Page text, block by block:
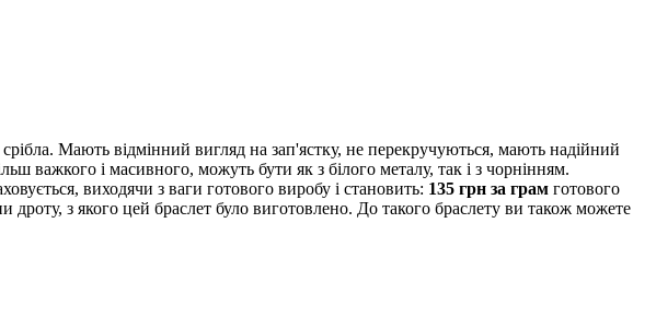
Мають відмінний вигляд на зап'ястку, не перекручуються, мають надійний
важкого і масивного, можуть бути як з білого металу, так і з чорнінням.
виходячи з ваги готового виробу і становить: 135 грн за грам готового
дроту, з якого цей браслет було виготовлено. До такого браслету ви також можете